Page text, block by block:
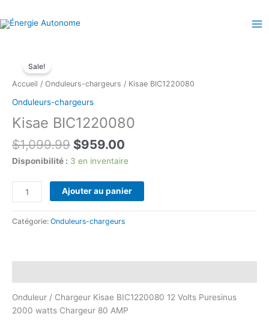
au
Sale!
Accueil / Onduleurs-chargeurs / Kisae BIC1220080
Onduleurs-chargeurs
Kisae BIC1220080
$1,099.99 Le
prix
était :
$1,099.99.
$959.00
prix
est :
$959.00.
Disponibilité : 3 en inventaire
quantité
de
Kisae
BIC1220080
Ajouter au panier
Catégorie: Onduleurs-chargeurs
Onduleur / Chargeur Kisae BIC1220080 12 Volts Puresinus
2000 watts Chargeur 80 AMP